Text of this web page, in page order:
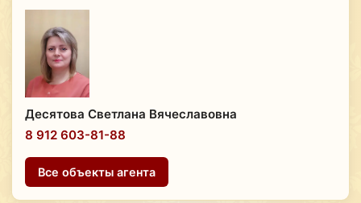
Десятова Светлана Вячеславовна
8 912 603-81-88
Все объекты агента